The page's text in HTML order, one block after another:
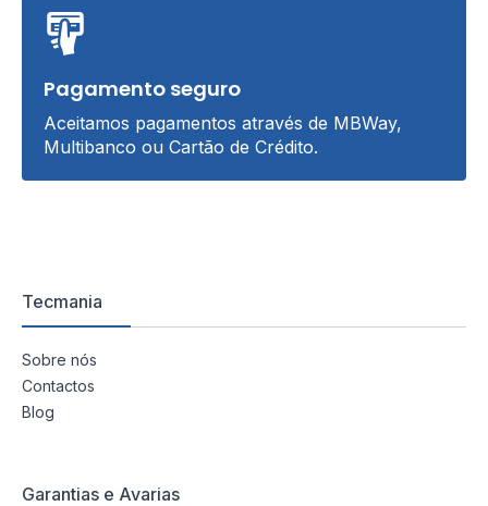
Pagamento seguro
Aceitamos pagamentos através de MBWay,
Multibanco ou Cartão de Crédito.
Tecmania
Sobre nós
Contactos
Blog
Garantias e Avarias